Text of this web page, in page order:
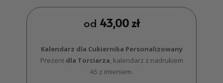
od 43,00 zł
Kalendarz dla Cukiernika Personalizowany
Prezent dla Torciarza, kalendarz z nadrukiem
A5 z imieniem.